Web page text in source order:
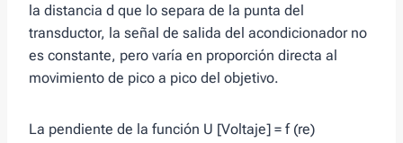
la distancia d que lo separa de la punta del
transductor, la señal de salida del acondicionador no
es constante, pero varía en proporción directa al
movimiento de pico a pico del objetivo.
La pendiente de la función U [Voltaje] = f (re)